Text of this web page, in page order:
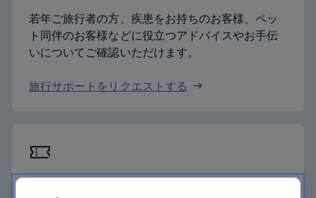
若年ご旅行者の方、疾患をお持ちのお客様、ペッ
ト同伴のお客様などに役立つアドバイスやお手伝
いについてご確認いただけます。
旅行サポートをリクエストする